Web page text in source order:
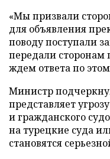
«Мы призвали
для объявления
поводу поступали
передали
ждем ответа по
Министр
представляет
и гражданского
на турецкие суда
становятся